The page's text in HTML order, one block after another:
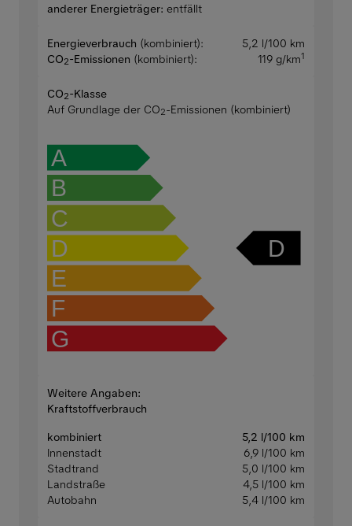
anderer Energieträger: entfällt
Energieverbrauch (kombiniert):
5,2 l/100 km
CO2-Emissionen (kombiniert): 119 g/km1
CO2-Klasse
Auf Grundlage der CO2-Emissionen (kombiniert)
A
B
C
D
E
F
G
D
Weitere Angaben:
Kraftstoffverbrauch
kombiniert
5,2 l/100 km
Innenstadt
6,9 l/100 km
Stadtrand
5,0 l/100 km
Landstraße
4,5 l/100 km
Autobahn
5,4 l/100 km